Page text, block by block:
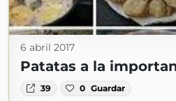
6 abril 2017
Patatas a la
39 0 Guardar